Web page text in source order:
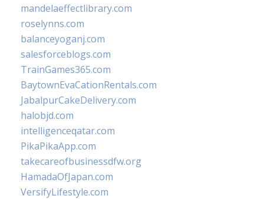
mandelaeffectlibrary.com
roselynns.com
balanceyoganj.com
salesforceblogs.com
TrainGames365.com
BaytownEvaCationRentals.com
JabalpurCakeDelivery.com
halobjd.com
intelligenceqatar.com
PikaPikaApp.com
takecareofbusinessdfw.org
HamadaOfJapan.com
VersifyLifestyle.com